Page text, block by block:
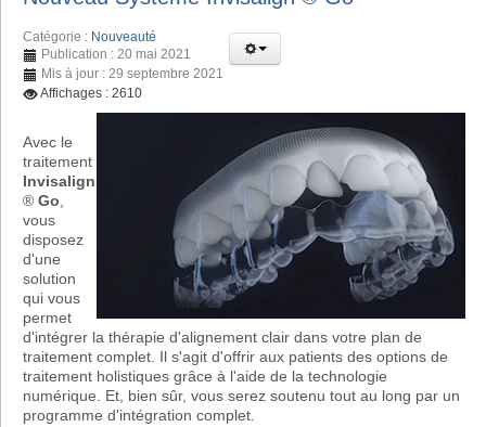
Catégorie : Nouveauté
Publication : 20 mai 2021
Mis à jour : 29 septembre 2021
Affichages : 2610
Avec le
traitement
Invisalign
® Go
vous
disposez
d'une
solution
qui vous
permet
d'intégrer la thérapie d'alignement clair dans votre plan de
traitement complet. Il s'agit d'offrir aux patients des options de
traitement holistiques grâce à l'aide de la technologie
numérique. Et, bien sûr, vous serez soutenu tout au long par un
programme d'intégration complet.